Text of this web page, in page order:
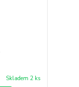
Skladem 2 ks